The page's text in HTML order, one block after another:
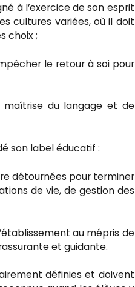
à l’exercice de son esprit
cultures variées, où il doit
choix ;
le retour à soi pour
maîtrise du langage et de
son label éducatif :
détournées pour terminer
de vie, de gestion des
au mépris de
et guidante.
définies et doivent